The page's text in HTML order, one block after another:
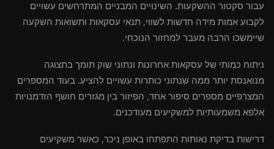
עבור סקטור ההשקעות. השינויים המבניים המתרחשים עשויים
לקבוע אמות מידה חדשות לשווי, תנאי עסקאות ותשואות השקעה
שיימשכו הרבה מעבר למחזור הנוכחי.
ניתוח כמותי של עסקאות אחרונות ונתוני שוק תומך בתצוגה
מנואנסת יותר ממה שנתוני כותרות עשויים להציע. בעוד המספרים
המצרפיים מספרים סיפור אחד, הפיזור בין מגזרים חושף הזדמנויות
אלפא משמעותיות למשקיעים מעודכנים.
דרישות בדיקת נאותות התפתחו באופן ניכר, כאשר משקיעים